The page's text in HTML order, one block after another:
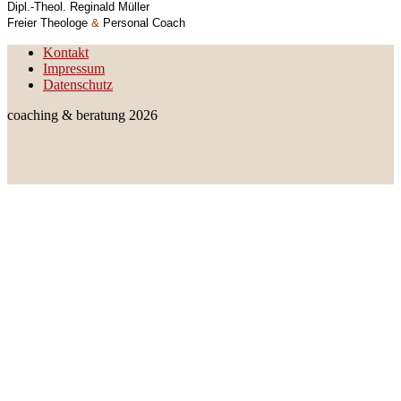
Dipl.-Theol. Reginald Müller
Freier Theologe & Personal Coach
Kontakt
Impressum
Datenschutz
coaching & beratung 2026